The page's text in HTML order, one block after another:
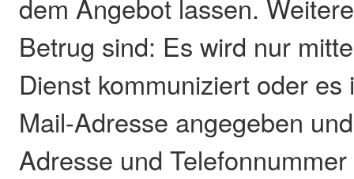
dem Angebot lassen.
Betrug sind: Es wird nur
Dienst kommuniziert oder
Mail-Adresse angegeben
Adresse und